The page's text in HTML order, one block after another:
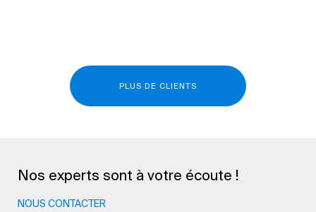
PLUS DE CLIENTS
Nos experts sont à votre écoute !
NOUS CONTACTER